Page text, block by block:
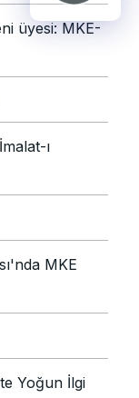
üyesi: MKE-
ı
MKE
Yoğun İlgi